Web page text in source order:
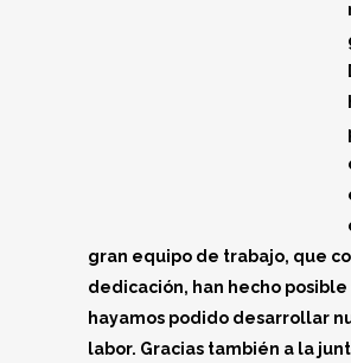
gran equipo de trabajo, que
dedicación, han hecho posible
hayamos podido desarrollar
labor. Gracias también a la